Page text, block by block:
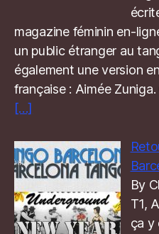
magazine féminin en-
un public étranger au
également une version
française : Aimée
[…]
By
T1,
ça y